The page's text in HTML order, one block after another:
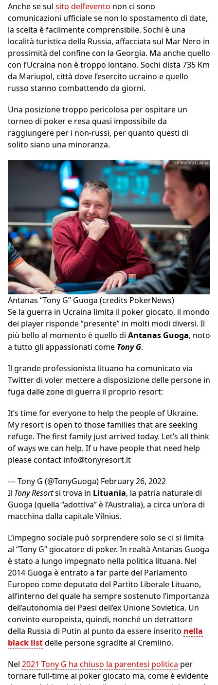
Anche se sul sito dell’evento non ci sono
comunicazioni ufficiale se non lo spostamento di date,
la scelta è facilmente comprensibile. Sochi è una
località turistica della Russia, affacciata sul Mar Nero in
prossimità del confine con la Georgia. Ma anche quello
con l’Ucraina non è troppo lontano. Sochi dista 735 Km
da Mariupol, città dove l’esercito ucraino e quello
russo stanno combattendo da giorni.
Una posizione troppo pericolosa per ospitare un
torneo di poker e resa quasi impossibile da
raggiungere per i non-russi, per quanto questi di
solito siano una minoranza.
Antanas “Tony G” Guoga (credits PokerNews)
Se la guerra in Ucraina limita il poker giocato, il mondo
dei player risponde “presente” in molti modi diversi. Il
più bello al momento è quello di Antanas Guoga, noto
a tutto gli appassionati come Tony G.
Il grande professionista lituano ha comunicato via
Twitter di voler mettere a disposizione delle persone in
fuga dalle zone di guerra il proprio resort:
It’s time for everyone to help the people of Ukraine.
My resort is open to those families that are seeking
refuge. The first family just arrived today. Let’s all think
of ways we can help. If u have people that need help
please contact info@tonyresort.lt
— Tony G (@TonyGuoga) February 26, 2022
Il Tony Resortsi trova in Lituania, la patria naturale di
Guoga (quella “adottiva” è l’Australia), a circa un’ora di
macchina dalla capitale Vilnius.
L’impegno sociale può sorprendere solo se ci si limita
al “Tony G” giocatore di poker. In realtà Antanas Guoga
è stato a lungo impegnato nella politica lituana. Nel
2014 Guoga è entrato a far parte del Parlamento
Europeo come deputato del Partito Liberale Lituano,
all’interno del quale ha sempre sostenuto l’importanza
dell’autonomia dei Paesi dell’ex Unione Sovietica. Un
convinto europeista, quindi, nonché un detrattore
della Russia di Putin al punto da essere inserito nella
black listdelle persone sgradite al Cremlino.
Nel 2021 Tony G ha chiuso la parentesi politica per
tornare full-time al poker giocato ma, come è evidente